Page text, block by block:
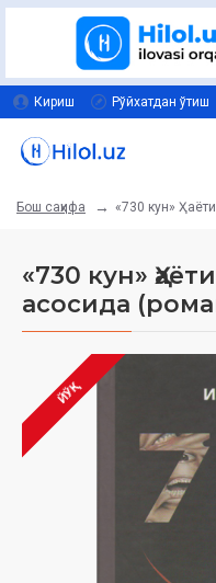
Кириш Рўйхатдан ўтиш
Бош саҳифа «730 кун»
«730 кун»
асосида
ЙЎҚ